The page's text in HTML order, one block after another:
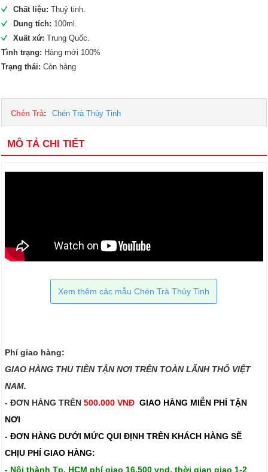
Chất liệu: Thuỷ tinh.
Dung tích: 100ml.
Xuất xứ:Trung Quốc.
Tình trạng: Hàng mới 100%
Trạng thái:Còn hàng
Chén Trà: Chén Trà Thủy Tinh
MÔ TẢ CHI TIẾT
Xem thêm các mẫu Chén Trà Thủy Tinh
Phí giao hàng:
GIAO HÀNG THU TIỀN TẬN NƠI TRÊN TOÀN LÃNH THỔ VIỆT
NAM.​​
- ĐƠN HÀNG TRÊN500.000 VNĐ GIAO HÀNG MIỄN PHÍ TẬN
NƠI
- ĐƠN HÀNG DƯỚI MỨC QUI ĐỊNH TRÊN KHÁCH HÀNG SẼ
CHỊU PHÍ GIAO HÀNG:
- Nội thành Tp. HCM phí giao 16,500 vnd, thời gian giao 1-2